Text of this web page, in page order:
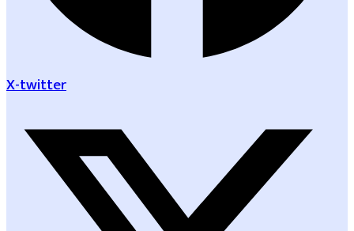
X-twitter